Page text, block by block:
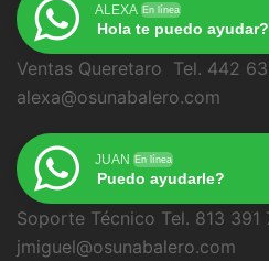
ALEXA En línea
Hola te puedo ayudar?
Ventas Queretaro
alexa@osunabalero.com
JUAN En línea
Puedo ayudarle?
Soporte Técnico Tel.
jmiguel@osunabalero.com